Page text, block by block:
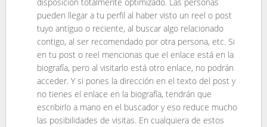
pueden llegar a tu perfil al haber visto un reel o post
tuyo antiguo o reciente, al buscar algo relacionado
contigo, al ser recomendado por otra persona, etc. Si
en tu post o reel mencionas que el enlace está en la
biografía, pero al visitarlo está otro enlace, no podrán
acceder. Y si pones la dirección en el texto del post y
no tienes el enlace en la biografía, tendrán que
escribirlo a mano en el buscador y eso reduce mucho
las posibilidades de visitas. En cualquiera de estos